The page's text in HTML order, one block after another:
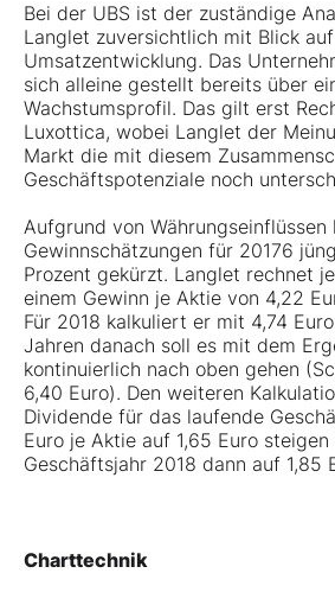
Bei der UBS ist der zuständige
Langlet zuversichtlich mit Blick
Umsatzentwicklung. Das
sich alleine gestellt bereits über
Wachstumsprofil. Das gilt erst
Luxottica, wobei Langlet der
Markt die mit diesem
Geschäftspotenziale noch
Aufgrund von Währungseinflüssen
Gewinnschätzungen für 20176
Prozent gekürzt. Langlet rechnet
einem Gewinn je Aktie von 4,22
Für 2018 kalkuliert er mit 4,74
Jahren danach soll es mit dem
kontinuierlich nach oben gehen
6,40 Euro). Den weiteren
Dividende für das laufende
Euro je Aktie auf 1,65 Euro
Geschäftsjahr 2018 dann auf 1,85
Charttechnik